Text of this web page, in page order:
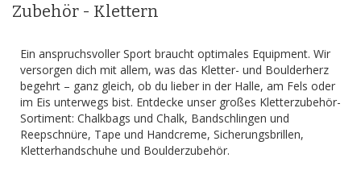
Inhalt
Zubehör - Klettern
Ein anspruchsvoller Sport braucht optimales Equipment. Wir
versorgen dich mit allem, was das Kletter- und Boulderherz
begehrt – ganz gleich, ob du lieber in der Halle, am Fels oder
im Eis unterwegs bist. Entdecke unser großes Kletterzubehör-
Sortiment: Chalkbags und Chalk, Bandschlingen und
Reepschnüre, Tape und Handcreme, Sicherungsbrillen,
Kletterhandschuhe und Boulderzubehör.